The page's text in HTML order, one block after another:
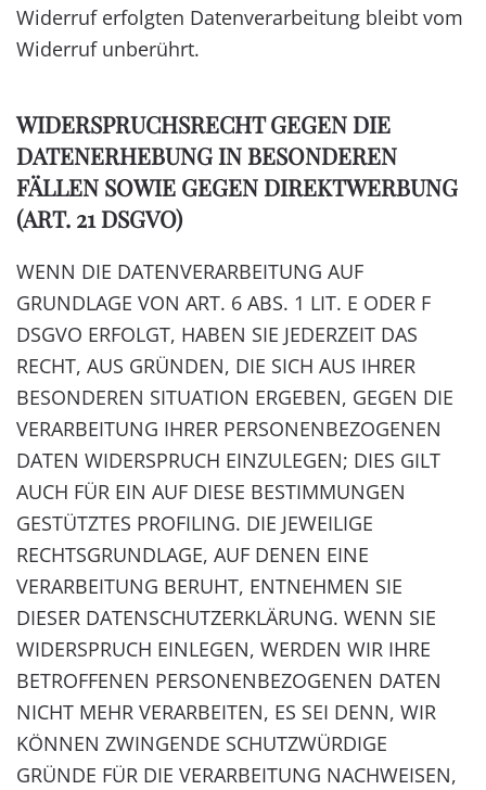
Widerruf erfolgten Datenverarbeitung bleibt vom
Widerruf unberührt.
WIDERSPRUCHSRECHT GEGEN DIE
DATENERHEBUNG IN BESONDEREN
FÄLLEN SOWIE GEGEN DIREKTWERBUNG
(ART. 21 DSGVO)
WENN DIE DATENVERARBEITUNG AUF
GRUNDLAGE VON ART. 6 ABS. 1 LIT. E ODER F
DSGVO ERFOLGT, HABEN SIE JEDERZEIT DAS
RECHT, AUS GRÜNDEN, DIE SICH AUS IHRER
BESONDEREN SITUATION ERGEBEN, GEGEN DIE
VERARBEITUNG IHRER PERSONENBEZOGENEN
DATEN WIDERSPRUCH EINZULEGEN; DIES GILT
AUCH FÜR EIN AUF DIESE BESTIMMUNGEN
GESTÜTZTES PROFILING. DIE JEWEILIGE
RECHTSGRUNDLAGE, AUF DENEN EINE
VERARBEITUNG BERUHT, ENTNEHMEN SIE
DIESER DATENSCHUTZERKLÄRUNG. WENN SIE
WIDERSPRUCH EINLEGEN, WERDEN WIR IHRE
BETROFFENEN PERSONENBEZOGENEN DATEN
NICHT MEHR VERARBEITEN, ES SEI DENN, WIR
KÖNNEN ZWINGENDE SCHUTZWÜRDIGE
GRÜNDE FÜR DIE VERARBEITUNG NACHWEISEN,